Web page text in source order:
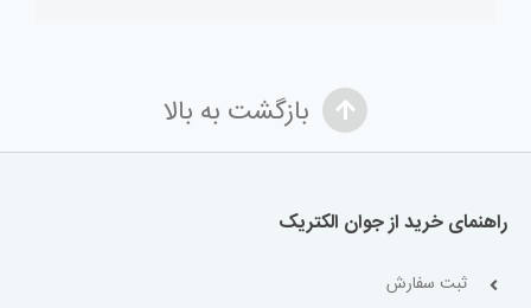
بازگشت به بالا
راهنمای خرید از جوان الکتریک
ثبت سفارش